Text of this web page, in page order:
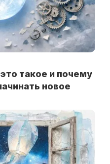
такое и почему
новое